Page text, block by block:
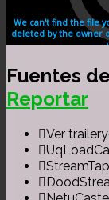
Fuentes
Reportar
Ver trailer